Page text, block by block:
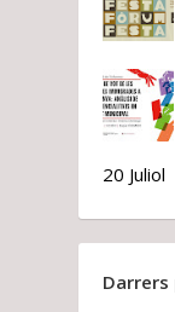
20 Juliol